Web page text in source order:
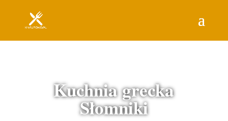
Kuchnia grecka
Słomniki